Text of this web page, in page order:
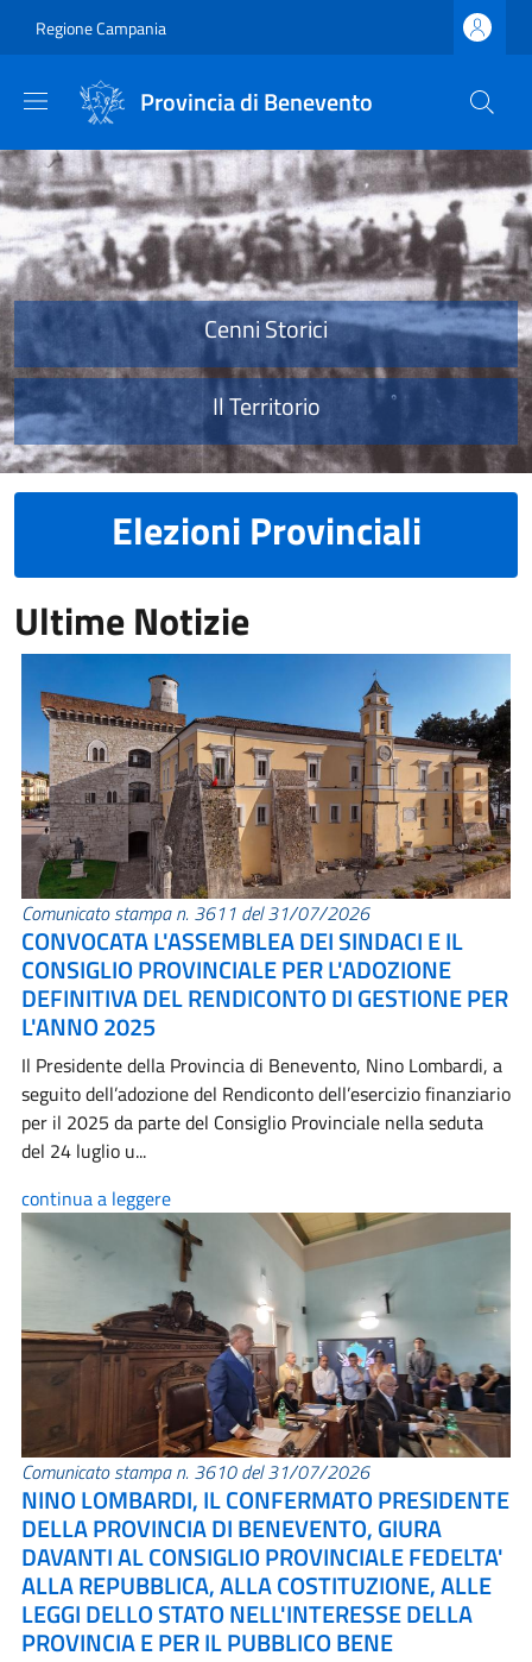
Regione Campania
Provincia di Benevento
Provincia di Benevento
Cenni Storici
Il Territorio
Elezioni Provinciali
Ultime Notizie
Comunicato stampa n. 3611 del 31/07/2026
CONVOCATA L'ASSEMBLEA DEI SINDACI E IL
CONSIGLIO PROVINCIALE PER L'ADOZIONE
DEFINITIVA DEL RENDICONTO DI GESTIONE PER
L'ANNO 2025
Il Presidente della Provincia di Benevento, Nino Lombardi, a
seguito dell’adozione del Rendiconto dell’esercizio finanziario
per il 2025 da parte del Consiglio Provinciale nella seduta
del 24 luglio u...
continua a leggere
Comunicato stampa n. 3610 del 31/07/2026
NINO LOMBARDI, IL CONFERMATO PRESIDENTE
DELLA PROVINCIA DI BENEVENTO, GIURA
DAVANTI AL CONSIGLIO PROVINCIALE FEDELTA'
ALLA REPUBBLICA, ALLA COSTITUZIONE, ALLE
LEGGI DELLO STATO NELL'INTERESSE DELLA
PROVINCIA E PER IL PUBBLICO BENE